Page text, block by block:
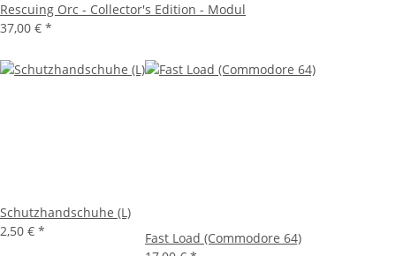
Rescuing Orc - Collector's Edition - Modul
37,00 € *
Schutzhandschuhe (L)
2,50 € *
Fast Load (Commodore 64)